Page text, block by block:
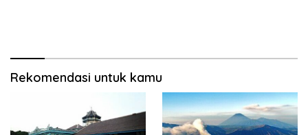
Rekomendasi untuk kamu